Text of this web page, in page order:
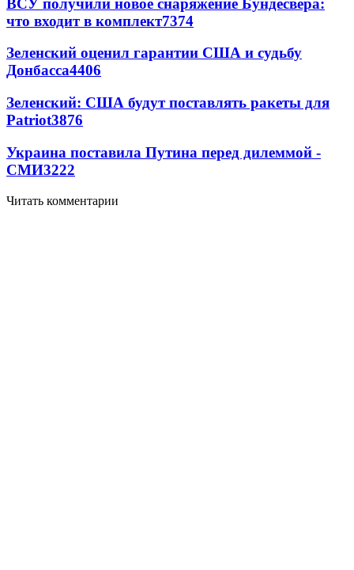
что входит в комплект7374
Зеленский оценил гарантии США и судьбу
Донбасса4406
Зеленский: США будут поставлять ракеты для
Patriot3876
Украина поставила Путина перед дилеммой -
СМИ3222
Читать комментарии